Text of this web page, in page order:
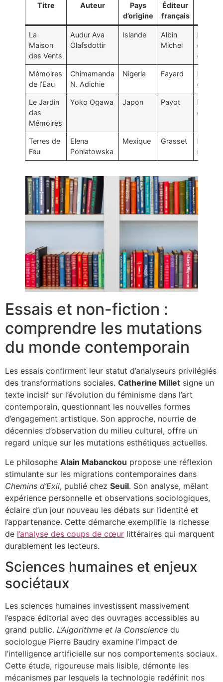
Titre Auteur
Pays
d’origine
Éditeur
français
La
Maison
des Vents
Audur Ava
Olafsdottir
Islande
Albin
Michel
et
Mémoires
de l’Eau
Chimamanda
N. Adichie
Nigeria Fayard
colonial
Le Jardin
des
Mémoires
Yoko Ogawa Japon Payot
Terres de
Feu
Elena
Poniatowska
Mexique Grasset
Essais et non-fiction :
comprendre les mutations
du monde contemporain
Les essais confirment leur statut d’analyseurs privilégiés
des transformations sociales. Catherine Millet signe un
texte incisif sur l’évolution du féminisme dans l’art
contemporain, questionnant les nouvelles formes
d’engagement artistique. Son approche, nourrie de
décennies d’observation du milieu culturel, offre un
regard unique sur les mutations esthétiques actuelles.
Le philosophe Alain Mabanckou propose une réflexion
stimulante sur les migrations contemporaines dans
Chemins d’Exil, publié chez Seuil. Son analyse, mêlant
expérience personnelle et observations sociologiques,
éclaire d’un jour nouveau les débats sur l’identité et
l’appartenance. Cette démarche exemplifie la richesse
de l’analyse des coups de cœur littéraires qui marquent
durablement les lecteurs.
Sciences humaines et enjeux
sociétaux
Les sciences humaines investissent massivement
l’espace éditorial avec des ouvrages accessibles au
grand public. L’Algorithme et la Conscience du
sociologue Pierre Baudry examine l’impact de
l’intelligence artificielle sur nos comportements sociaux.
Cette étude, rigoureuse mais lisible, démonte les
mécanismes par lesquels la technologie redéfinit nos